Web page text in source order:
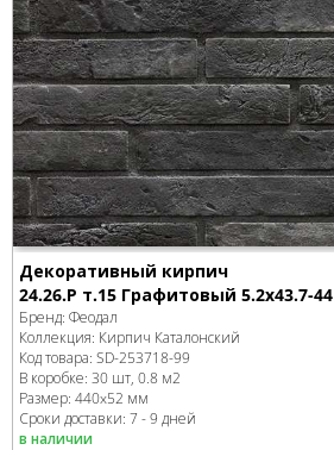
Декоративный кирпич
24.26.Р т.15 Графитовый 5.2x43.7-44
Бренд: Феодал
Коллекция: Кирпич Каталонский
Код товара: SD-253718-99
В коробке: 30 шт, 0.8 м2
Размер: 440x52 мм
Сроки доставки: 7 - 9 дней
в наличии